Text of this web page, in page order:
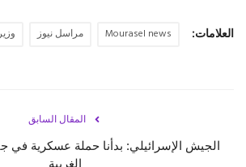
العلامات: Mourasel news مراسل نيوز
المقال السابق
الجيش الإسرائيلي: بدأنا حملة عسكرية في
الغربية